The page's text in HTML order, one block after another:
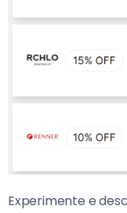
Experimente e